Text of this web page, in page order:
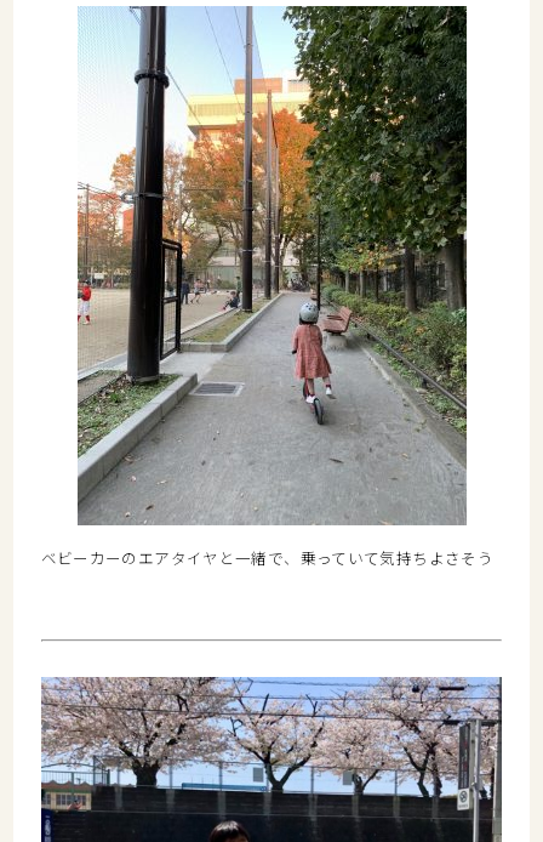
ベビーカーのエアタイヤと一緒で、乗っていて気持ちよさそう